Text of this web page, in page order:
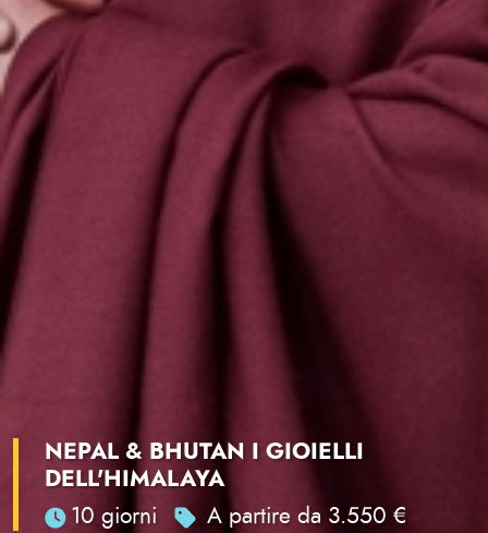
NEPAL & BHUTAN I GIOIELLI
DELL'HIMALAYA
10 giorni
A partire da 3.550 €